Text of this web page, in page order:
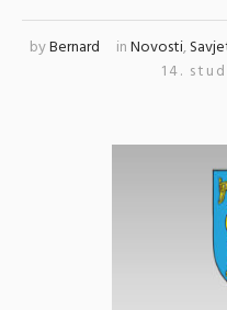
byBernard inNovosti,
14.